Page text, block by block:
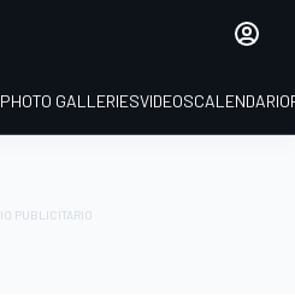
PHOTO GALLERIESVIDEOSCALENDARIO